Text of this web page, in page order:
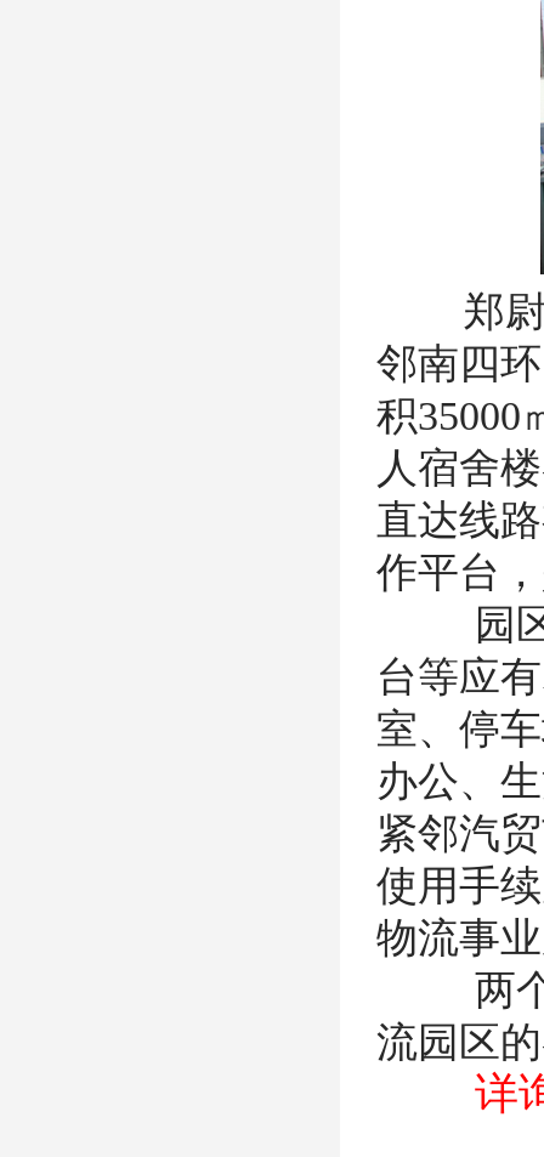
郑尉路
邻南四
积35000
人宿舍
直达线
作平台
园区
台等应
室、停
办公、
紧邻汽
使用手
物流事
两个
流园区
详询